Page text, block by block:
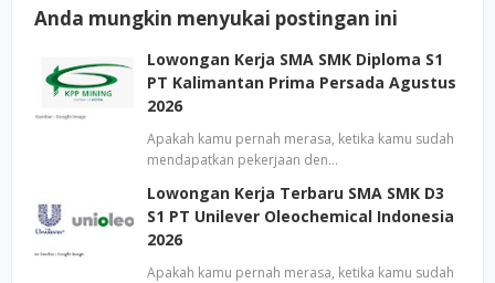
Anda mungkin menyukai postingan ini
Lowongan Kerja SMA SMK Diploma S1
PT Kalimantan Prima Persada Agustus
2026
Apakah kamu pernah merasa, ketika kamu sudah
mendapatkan pekerjaan den…
Lowongan Kerja Terbaru SMA SMK D3
S1 PT Unilever Oleochemical Indonesia
2026
Apakah kamu pernah merasa, ketika kamu sudah